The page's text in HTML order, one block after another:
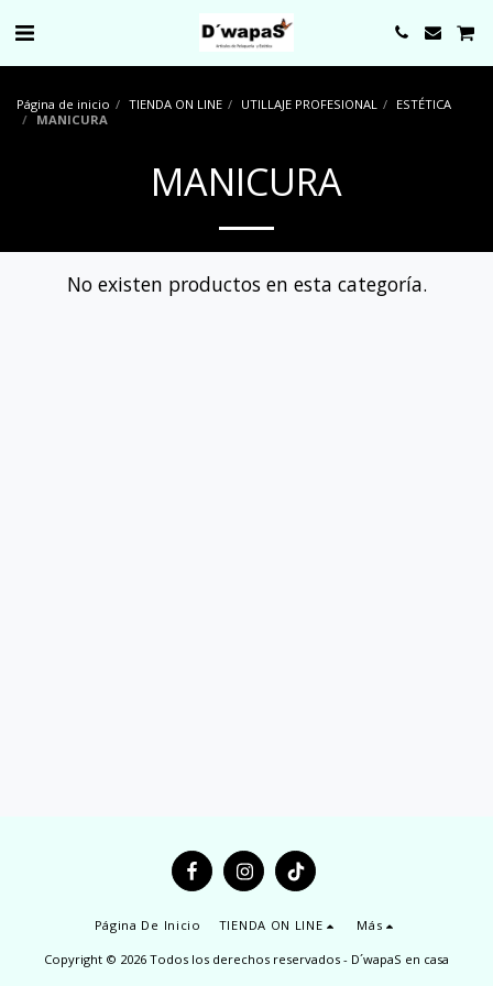
Página de inicio TIENDA ON LINE UTILLAJE PROFESIONAL
ESTÉTICA
MANICURA
MANICURA
No existen productos en esta categoría.
Página De Inicio TIENDA ON LINE Más
Copyright © 2026 Todos los derechos reservados - D´wapaS en casa